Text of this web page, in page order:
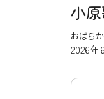
小
おばら
2026年